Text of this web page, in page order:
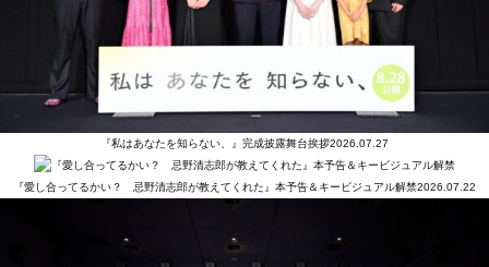
『私はあなたを知らない、』完成披露舞台挨拶2026.07.27
『愛し合ってるかい？ 忌野清志郎が教えてくれた』本予告＆キービジュアル解禁2026.07.22